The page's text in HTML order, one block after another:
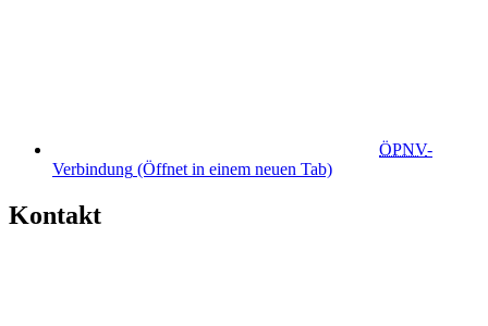
ÖPNV-
Verbindung (Öffnet in einem neuen Tab)
Kontakt